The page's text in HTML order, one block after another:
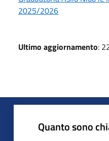
2025/2026
Ultimo aggiornamento:
Quanto sono